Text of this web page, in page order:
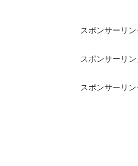
スポンサーリン
スポンサーリン
スポンサーリン